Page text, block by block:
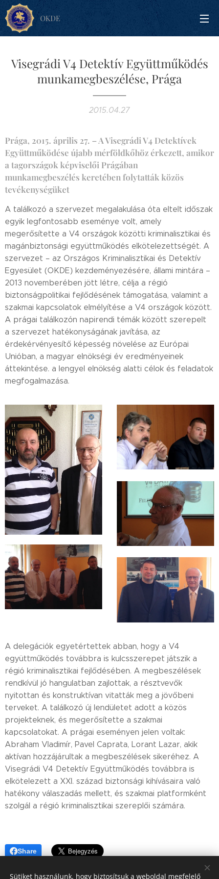
OKDE
Visegrádi V4 Detektív Együttműködés
munkamegbeszélése, Prága
2015.04.27
Prága, 2015. április 27. – A Visegrádi V4 Detektívek
Együttműködése újabb mérföldkőhöz érkezett, amikor
a tagországok képviselői Prágában
munkamegbeszélés keretében folytatták közös
tevékenységüket
A találkozó a szervezet megalakulása óta eltelt időszak
egyik legfontosabb eseménye volt, amely
megerősítette a V4 országok közötti kriminalisztikai és
magánbiztonsági együttműködés elkötelezettségét. A
szervezet – az Országos Kriminalisztikai és Detektív
Egyesület (OKDE) kezdeményezésére, állami mintára –
2013 novemberében jött létre, célja a régió
biztonságpolitikai fejlődésének támogatása, valamint a
szakmai kapcsolatok elmélyítése a V4 országok között.
A prágai találkozón napirendi témák között szerepelt
a szervezet hatékonyságának javítása, az
érdekérvényesítő képesség növelése az Európai
Unióban, a magyar elnökségi év eredményeinek
áttekintése. a lengyel elnökség alatti célok és feladatok
megfogalmazása.
A delegációk egyetértettek abban, hogy a V4
együttműködés továbbra is kulcsszerepet játszik a
régió kriminalisztikai fejlődésében. A megbeszélések
rendkívül jó hangulatban zajlottak, a résztvevők
nyitottan és konstruktívan vitatták meg a jövőbeni
terveket. A találkozó új lendületet adott a közös
projekteknek, és megerősítette a szakmai
kapcsolatokat. A prágai eseményen jelen voltak:
Abraham Vladimír, Pavel Caprata, Lorant Lazar, akik
aktívan hozzájárultak a megbeszélések sikeréhez. A
Visegrádi V4 Detektív Együttműködés továbbra is
elkötelezett a XXI. század biztonsági kihívásaira való
hatékony válaszadás mellett, és szakmai platformként
szolgál a régió kriminalisztikai szereplői számára.
Share
Sütiket használunk, hogy biztosítsuk a weboldal megfelelő